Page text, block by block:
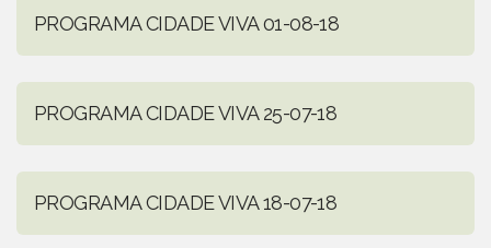
PROGRAMA CIDADE VIVA 01-08-18
PROGRAMA CIDADE VIVA 25-07-18
PROGRAMA CIDADE VIVA 18-07-18